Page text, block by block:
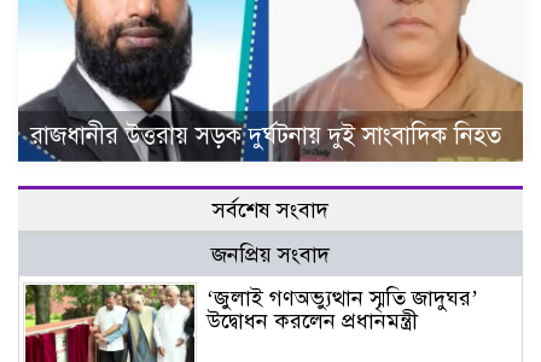
রাজধানীর উত্তরায় সড়ক দুর্ঘটনায় দুই সাংবাদিক নিহত
সর্বশেষ সংবাদ
জনপ্রিয় সংবাদ
‘জুলাই গণঅভ্যুত্থান স্মৃতি জাদুঘর’
উদ্বোধন করলেন প্রধানমন্ত্রী